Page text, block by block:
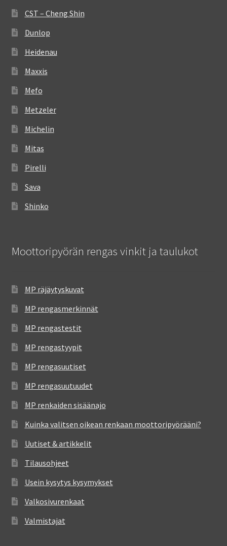
CST – Cheng Shin
Dunlop
Heidenau
Maxxis
Mefo
Metzeler
Michelin
Mitas
Pirelli
Sava
Shinko
Moottoripyörän rengas vinkit ja taulukot
MP räjäytyskuvat
MP rengasmerkinnät
MP rengastestit
MP rengastyypit
MP rengasuutiset
MP rengasuutuudet
MP renkaiden sisäänajo
Kuinka valitsen oikean renkaan moottoripyörääni?
Uutiset & artikkelit
Tilausohjeet
Usein kysytys kysymykset
Valkosivurenkaat
Valmistajat